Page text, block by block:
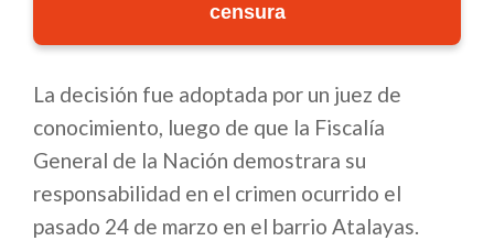
censura
La decisión fue adoptada por un juez de
conocimiento, luego de que la Fiscalía
General de la Nación demostrara su
responsabilidad en el crimen ocurrido el
pasado 24 de marzo en el barrio Atalayas.